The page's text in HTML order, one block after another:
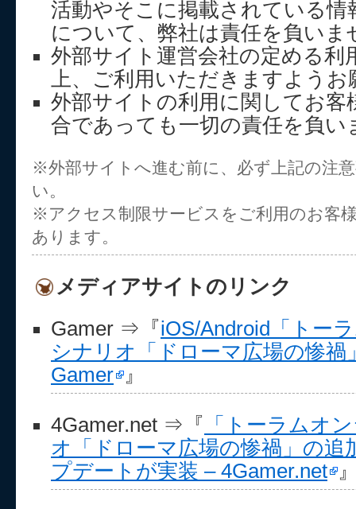
活動やそこに掲載されている
について、弊社は責任を負いま
外部サイト運営会社の定める利
上、ご利用いただきますよう
外部サイトの利用に関してお客
合であっても一切の責任を負い
※外部サイトへ進む前に、必ず上記の注
い。
※アクセス制限サービスをご利用のお客
あります。
メディアサイトのリンク
Gamer ⇒『iOS/Android「トー
シナリオ「ドローマ広場の惨禍
Gamer
』
4Gamer.net ⇒『
「トーラムオ
オ「ドローマ広場の惨禍」の追
プデートが実装 – 4Gamer.net